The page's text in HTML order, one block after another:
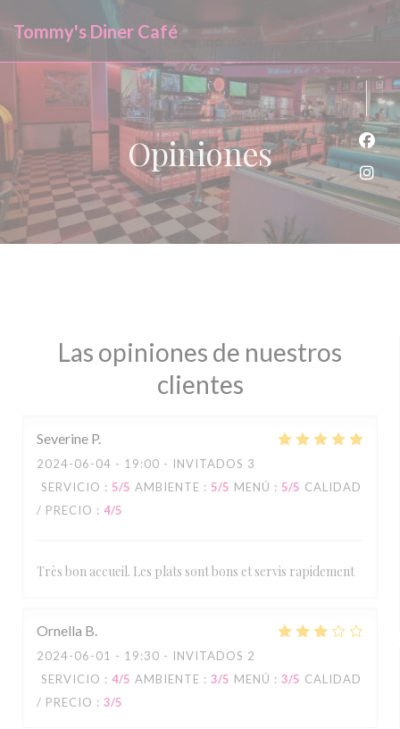
Tommy's Diner Café
Opiniones
Las opiniones de nuestros
clientes
Severine P
2024-06-04 - 19:00 - INVITADOS 3
SERVICIO : 5/5 AMBIENTE : 5/5 MENÚ : 5/5 CALIDAD
/ PRECIO : 4/5
Très bon accueil. Les plats sont bons et servis rapidement
Ornella B
2024-06-01 - 19:30 - INVITADOS 2
SERVICIO : 4/5 AMBIENTE : 3/5 MENÚ : 3/5 CALIDAD
/ PRECIO : 3/5